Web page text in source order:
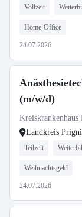
Vollzeit
Home-Office
24.07.2026
(m/w/d)
Landkreis
Teilzeit
Weihnachtsgeld
24.07.2026